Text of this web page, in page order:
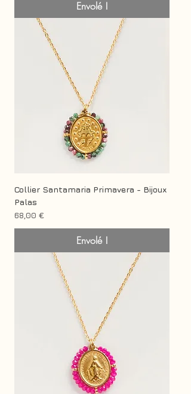
Envolé !
Collier Santamaria Primavera - Bijoux
Palas
Prix
68,00 €
Envolé !